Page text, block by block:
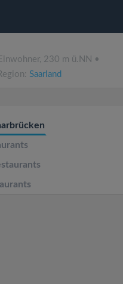
230 m ü.NN •
Saarland